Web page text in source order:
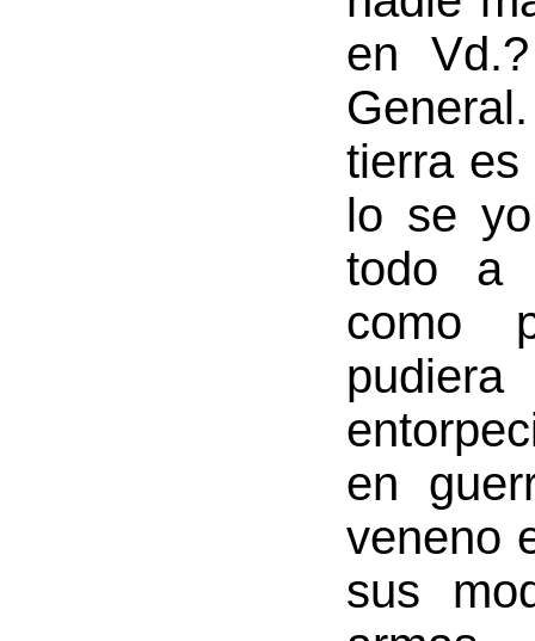
en
tierra
lo se
todo a
como
en
veneno
sus